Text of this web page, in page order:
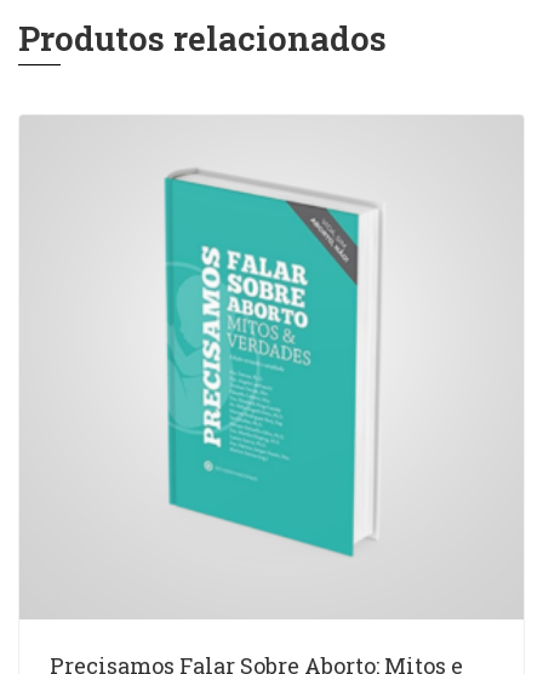
Produtos relacionados
Precisamos Falar Sobre Aborto: Mitos e